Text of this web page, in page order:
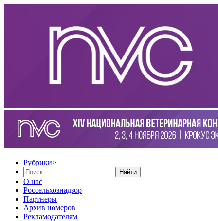
Рубрики>
Найти
О нас
Россельхознадзор
Партнеры
Архив номеров
Рекламодателям